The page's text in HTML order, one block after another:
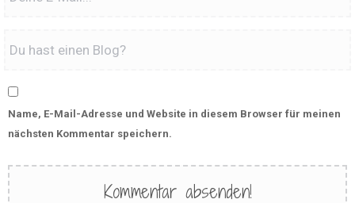
Name, E-Mail-Adresse und Website in diesem Browser für meinen
nächsten Kommentar speichern.